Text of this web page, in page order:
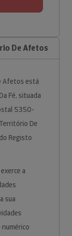
De Afetos
Afetos está
Fé, situada
5350-
De
Registo
a
sua